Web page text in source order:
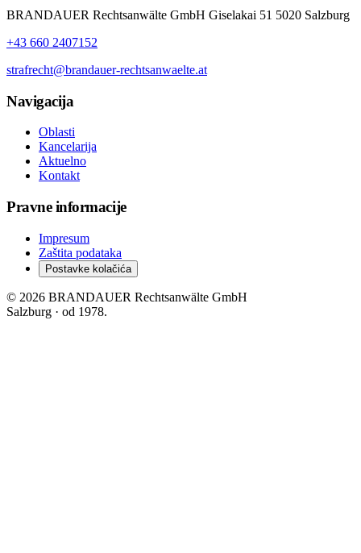
BRANDAUER Rechtsanwälte GmbH Giselakai 51 5020 Salzburg
+43 660 2407152
strafrecht@brandauer-rechtsanwaelte.at
Navigacija
Oblasti
Kancelarija
Aktuelno
Kontakt
Pravne informacije
Impresum
Zaštita podataka
Postavke kolačića
© 2026 BRANDAUER Rechtsanwälte GmbH
Salzburg · od 1978.